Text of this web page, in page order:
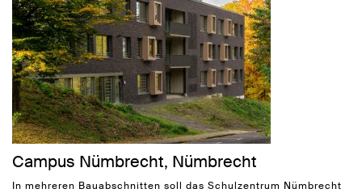
Campus Nümbrecht, Nümbrecht
In mehreren Bauabschnitten soll das Schulzentrum Nümbrecht